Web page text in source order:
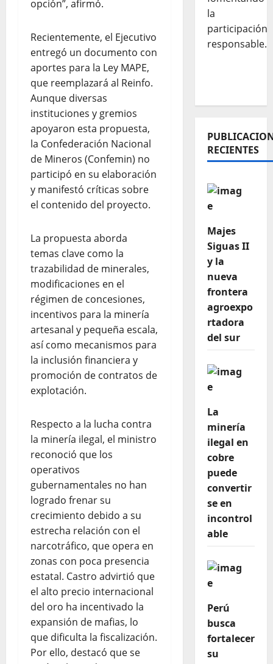
opción”, afirmó.
Recientemente, el Ejecutivo
entregó un documento con
aportes para la Ley MAPE,
que reemplazará al Reinfo.
Aunque diversas
instituciones y gremios
apoyaron esta propuesta,
la Confederación Nacional
de Mineros (Confemin) no
participó en su elaboración
y manifestó críticas sobre
el contenido del proyecto.
La propuesta aborda
temas clave como la
trazabilidad de minerales,
modificaciones en el
régimen de concesiones,
incentivos para la minería
artesanal y pequeña escala,
así como mecanismos para
la inclusión financiera y
promoción de contratos de
explotación.
Respecto a la lucha contra
la minería ilegal, el ministro
reconoció que los
operativos
gubernamentales no han
logrado frenar su
crecimiento debido a su
estrecha relación con el
narcotráfico, que opera en
zonas con poca presencia
estatal. Castro advirtió que
el alto precio internacional
del oro ha incentivado la
expansión de mafias, lo
que dificulta la fiscalización.
Por ello, destacó que se
la
participación
responsable.
RECIENTES
Majes
Siguas II
y la
nueva
frontera
agroexpo
rtadora
del sur
La
minería
ilegal en
cobre
puede
convertir
se en
incontrol
able
Perú
busca
fortalecer
su